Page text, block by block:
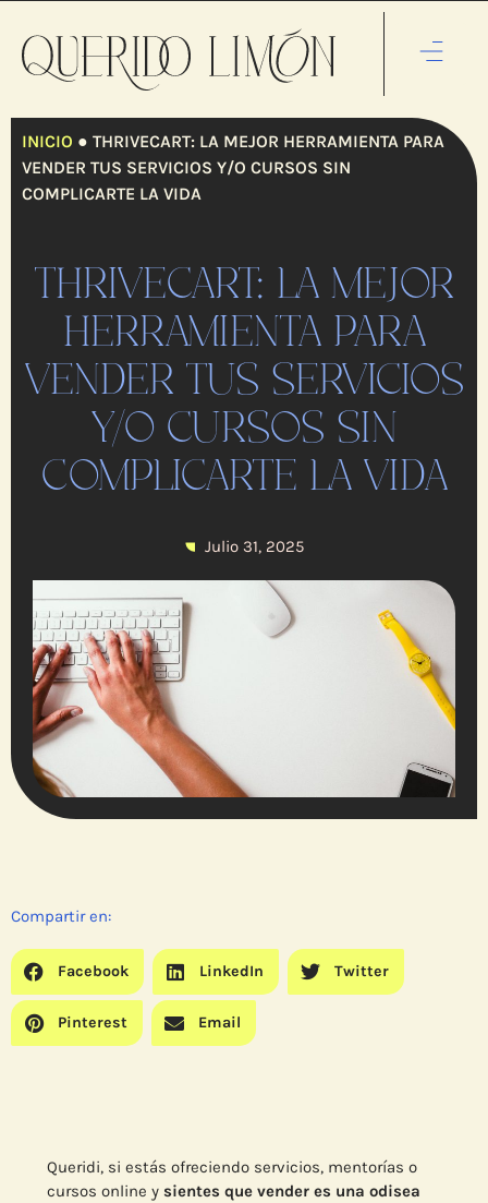
INICIO ● THRIVECART: LA MEJOR HERRAMIENTA PARA
VENDER TUS SERVICIOS Y/O CURSOS SIN
COMPLICARTE LA VIDA
THRIVECART: LA MEJOR
HERRAMIENTA PARA
VENDER TUS SERVICIOS
Y/O CURSOS SIN
COMPLICARTE LA VIDA
Julio 31, 2025
Compartir en:
Facebook LinkedIn Twitter
Pinterest Email
Queridi, si estás ofreciendo servicios, mentorías o
cursos online y sientes que vender es una odisea